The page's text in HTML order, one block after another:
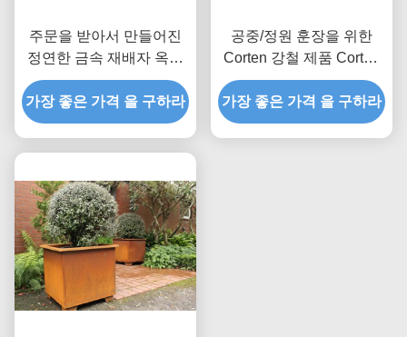
주문을 받아서 만들어진
정연한 금속 재배자 옥외
Corten 물자 50cm 고도
가장 좋은 가격 을 구하라
공중/정원 훈장을 위한
Corten 강철 제품 Corten
강철 재배자
가장 좋은 가격 을 구하라